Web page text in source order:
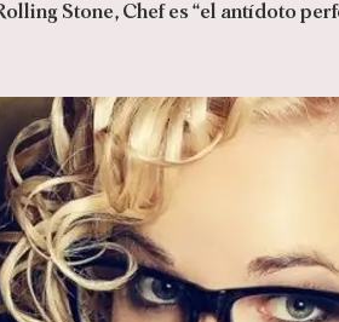
Stone, Chef es “el antídoto